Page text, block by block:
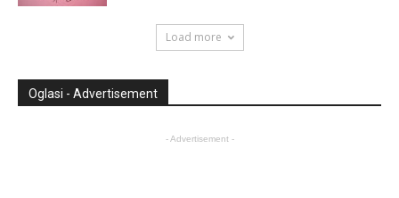
Load more
Oglasi - Advertisement
- Advertisement -